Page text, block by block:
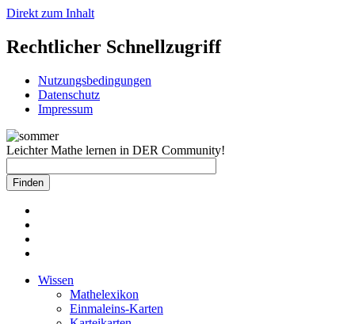
Direkt zum Inhalt
Rechtlicher Schnellzugriff
Nutzungsbedingungen
Datenschutz
Impressum
Leichter Mathe lernen in DER Community!
Wissen
Mathelexikon
Einmaleins-Karten